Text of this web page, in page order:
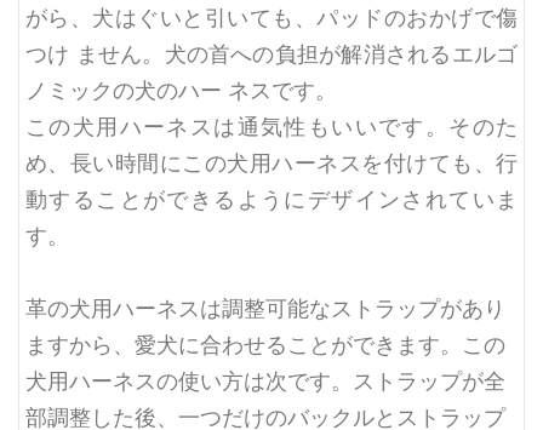
がら、犬はぐいと引いても、パッドのおかげで傷
つけ ません。犬の首への負担が解消されるエルゴ
ノミックの犬のハー ネスです。
この犬用ハーネスは通気性もいいです。そのた
め、長い時間にこの犬用ハーネスを付けても、行
動することができるようにデザインされていま
す。
革の犬用ハーネスは調整可能なストラップがあり
ますから、愛犬に合わせることができます。この
犬用ハーネスの使い方は次です。ストラップが全
部調整した後、一つだけのバックルとストラップ